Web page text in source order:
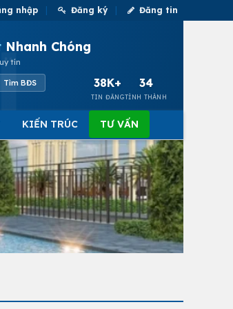
nhập Đăng ký Đăng tin
Nhanh Chóng
tín
Tìm BĐS 38K+
TIN ĐĂNG
34
TỈNH THÀNH
KIẾN TRÚC TƯ VẤN